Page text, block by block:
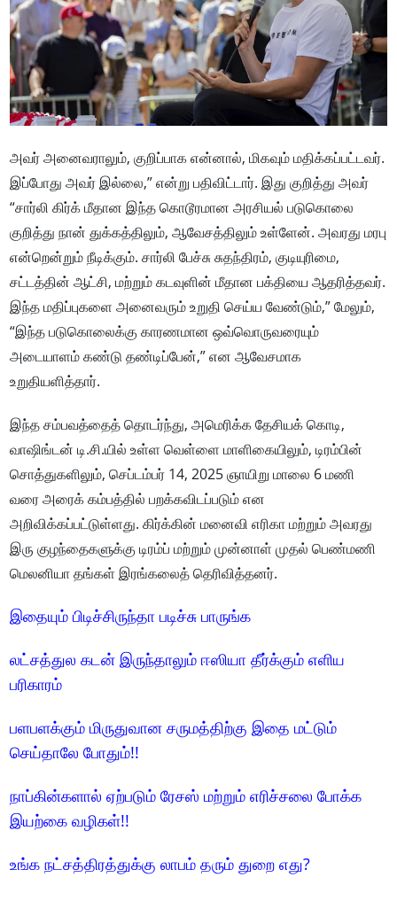
அவர் அனைவராலும், குறிப்பாக என்னால், மிகவும் மதிக்கப்பட்டவர்.
இப்போது அவர் இல்லை,” என்று பதிவிட்டார். இது குறித்து அவர்
“சார்லி கிர்க் மீதான இந்த கொடூரமான அரசியல் படுகொலை
குறித்து நான் துக்கத்திலும், ஆவேசத்திலும் உள்ளேன். அவரது மரபு
என்றென்றும் நீடிக்கும். சார்லி பேச்சு சுதந்திரம், குடியுரிமை,
சட்டத்தின் ஆட்சி, மற்றும் கடவுளின் மீதான பக்தியை ஆதரித்தவர்.
இந்த மதிப்புகளை அனைவரும் உறுதி செய்ய வேண்டும்,” மேலும்,
“இந்த படுகொலைக்கு காரணமான ஒவ்வொருவரையும்
அடையாளம் கண்டு தண்டிப்பேன்,” என ஆவேசமாக
உறுதியளித்தார்.
இந்த சம்பவத்தைத் தொடர்ந்து, அமெரிக்க தேசியக் கொடி,
வாஷிங்டன் டி.சி.யில் உள்ள வெள்ளை மாளிகையிலும், டிரம்பின்
சொத்துகளிலும், செப்டம்பர் 14, 2025 ஞாயிறு மாலை 6 மணி
வரை அரைக் கம்பத்தில் பறக்கவிடப்படும் என
அறிவிக்கப்பட்டுள்ளது. கிர்க்கின் மனைவி எரிகா மற்றும் அவரது
இரு குழந்தைகளுக்கு டிரம்ப் மற்றும் முன்னாள் முதல் பெண்மணி
மெலனியா தங்கள் இரங்கலைத் தெரிவித்தனர்.
இதையும் பிடிச்சிருந்தா படிச்சு பாருங்க
லட்சத்துல கடன் இருந்தாலும் ஈஸியா தீர்க்கும் எளிய
பரிகாரம்
பளபளக்கும் மிருதுவான சருமத்திற்கு இதை மட்டும்
செய்தாலே போதும்!!
நாப்கின்களால் ஏற்படும் ரேசஸ் மற்றும் எரிச்சலை போக்க
இயற்கை வழிகள்!!
உங்க நட்சத்திரத்துக்கு லாபம் தரும் துறை எது?